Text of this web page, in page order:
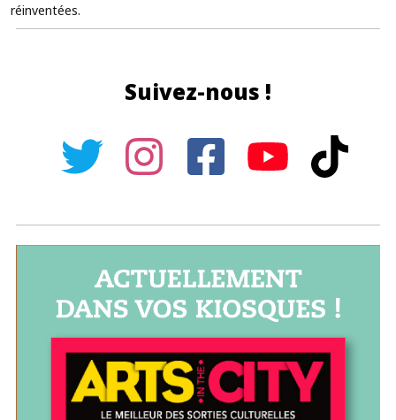
réinventées.
Suivez-nous !